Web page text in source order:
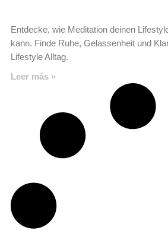
Entdecke, wie Meditation deinen
kann. Finde Ruhe, Gelassenheit und
Lifestyle Alltag.
Leer más »